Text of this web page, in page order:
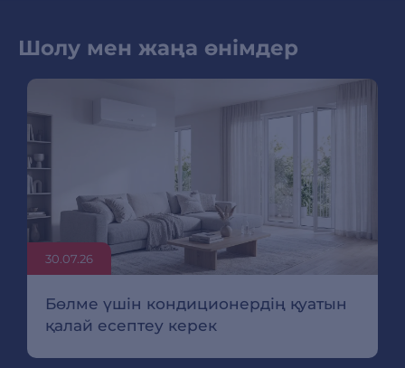
Шолу мен жаңа өнімдер
30.07.26
Бөлме үшін кондиционердің қуатын
қалай есептеу керек